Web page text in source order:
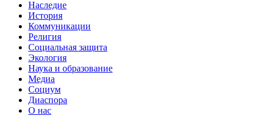
Наследие
История
Коммуникации
Религия
Социальная защита
Экология
Наука и образование
Медиа
Социум
Диаспора
О нас